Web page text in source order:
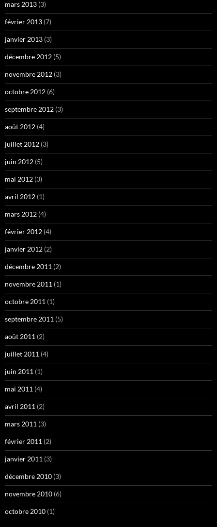
mars 2013 (3)
février 2013 (7)
janvier 2013 (3)
décembre 2012 (5)
novembre 2012 (3)
octobre 2012 (6)
septembre 2012 (3)
août 2012 (4)
juillet 2012 (3)
juin 2012 (5)
mai 2012 (3)
avril 2012 (1)
mars 2012 (4)
février 2012 (4)
janvier 2012 (2)
décembre 2011 (2)
novembre 2011 (1)
octobre 2011 (1)
septembre 2011 (5)
août 2011 (2)
juillet 2011 (4)
juin 2011 (1)
mai 2011 (4)
avril 2011 (2)
mars 2011 (3)
février 2011 (2)
janvier 2011 (3)
décembre 2010 (3)
novembre 2010 (6)
octobre 2010 (1)